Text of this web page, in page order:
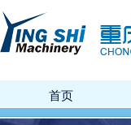
首页